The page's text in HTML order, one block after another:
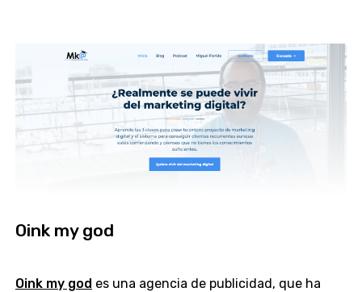
Oink my god
Oink my god es una agencia de publicidad, que ha